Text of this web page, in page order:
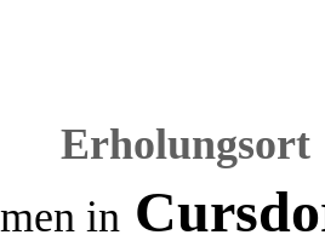
Erholungsort
in